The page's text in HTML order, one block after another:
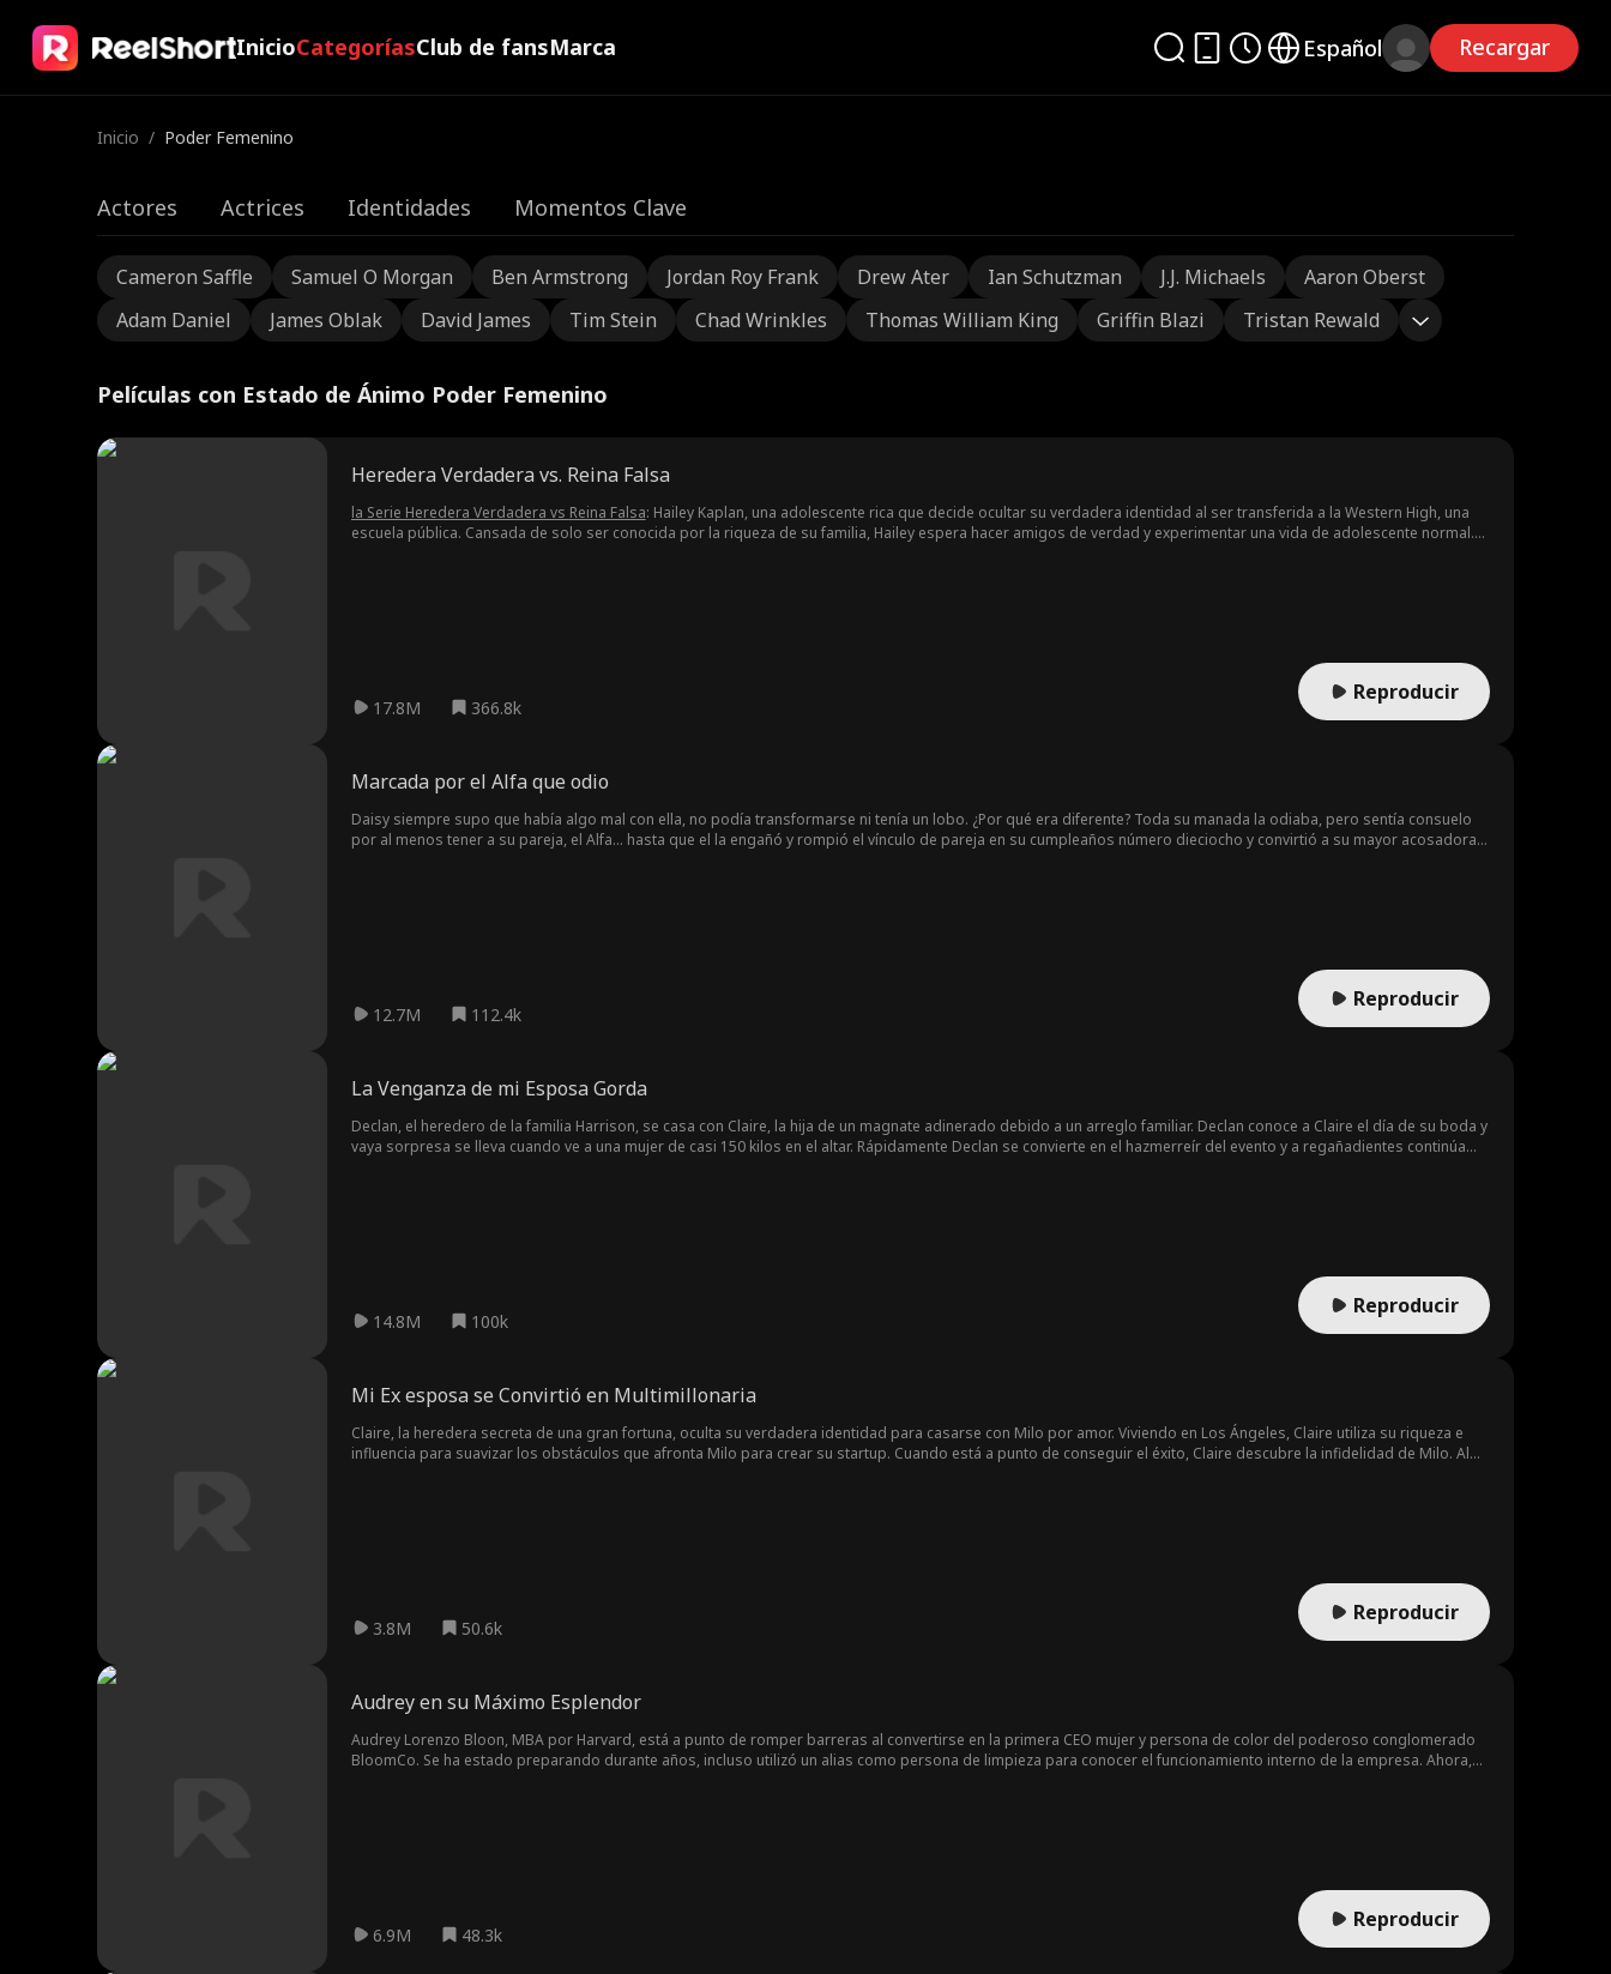
InicioCategoríasClub de fansMarca Español Recargar
Inicio / Poder Femenino
Actores Actrices Identidades Momentos Clave
Cameron Saffle Samuel O Morgan Ben Armstrong Jordan Roy Frank Drew Ater Ian Schutzman J.J. Michaels
Aaron Oberst
Adam Daniel
James Oblak David James Tim Stein Chad Wrinkles Thomas William King Griffin Blazi Tristan Rewald
Películas con Estado de Ánimo Poder Femenino
Heredera Verdadera vs. Reina Falsa
la Serie Heredera Verdadera vs Reina Falsa: Hailey Kaplan, una adolescente rica que decide ocultar su verdadera identidad al ser transferida a la Western High, una
escuela pública. Cansada de solo ser conocida por la riqueza de su familia, Hailey espera hacer amigos de verdad y experimentar una vida de adolescente normal.
17.8M 366.8k
Reproducir
Marcada por el Alfa que odio
Daisy siempre supo que había algo mal con ella, no podía transformarse ni tenía un lobo. ¿Por qué era diferente? Toda su manada la odiaba, pero sentía consuelo
por al menos tener a su pareja, el Alfa... hasta que el la engañó y rompió el vínculo de pareja en su cumpleaños número dieciocho y convirtió a su mayor acosadora
12.7M 112.4k
Reproducir
La Venganza de mi Esposa Gorda
Declan, el heredero de la familia Harrison, se casa con Claire, la hija de un magnate adinerado debido a un arreglo familiar. Declan conoce a Claire el día de su boda y
vaya sorpresa se lleva cuando ve a una mujer de casi 150 kilos en el altar. Rápidamente Declan se convierte en el hazmerreír del evento y a regañadientes continúa
14.8M 100k
Reproducir
Mi Ex esposa se Convirtió en Multimillonaria
Claire, la heredera secreta de una gran fortuna, oculta su verdadera identidad para casarse con Milo por amor. Viviendo en Los Ángeles, Claire utiliza su riqueza e
influencia para suavizar los obstáculos que afronta Milo para crear su startup. Cuando está a punto de conseguir el éxito, Claire descubre la infidelidad de Milo. Al
3.8M 50.6k
Reproducir
Audrey en su Máximo Esplendor
Audrey Lorenzo Bloon, MBA por Harvard, está a punto de romper barreras al convertirse en la primera CEO mujer y persona de color del poderoso conglomerado
BloomCo. Se ha estado preparando durante años, incluso utilizó un alias como persona de limpieza para conocer el funcionamiento interno de la empresa. Ahora,
6.9M 48.3k
Reproducir